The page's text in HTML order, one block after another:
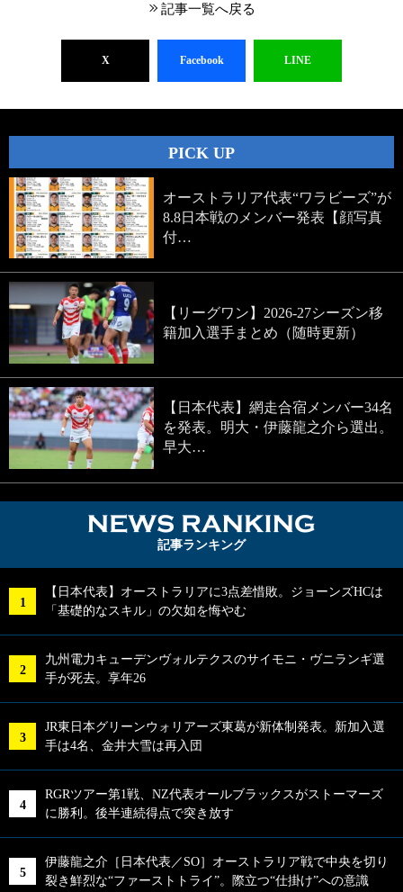
記事一覧へ戻る
X Facebook LINE
PICK UP
オーストラリア代表“ワラビーズ”が
8.8日本戦のメンバー発表【顔写真
付…
【リーグワン】2026-27シーズン移
籍加入選手まとめ（随時更新）
【日本代表】網走合宿メンバー34名
を発表。明大・伊藤龍之介ら選出。
早大…
記事ランキング
【日本代表】オーストラリアに3点差惜敗。ジョーンズHCは
「基礎的なスキル」の欠如を悔やむ
九州電力キューデンヴォルテクスのサイモニ・ヴニランギ選
手が死去。享年26
JR東日本グリーンウォリアーズ東葛が新体制発表。新加入選
手は4名、金井大雪は再入団
RGRツアー第1戦、NZ代表オールブラックスがストーマーズ
に勝利。後半連続得点で突き放す
伊藤龍之介［日本代表／SO］オーストラリア戦で中央を切り
裂き鮮烈な“ファーストトライ”。際立つ“仕掛け”への意識